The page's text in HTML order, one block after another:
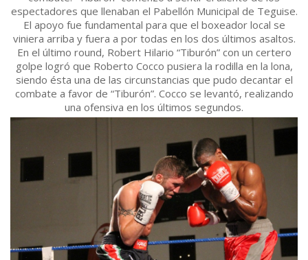
espectadores que llenaban el Pabellón Municipal de Teguise.
El apoyo fue fundamental para que el boxeador local se
viniera arriba y fuera a por todas en los dos últimos asaltos.
En el último round, Robert Hilario “Tiburón” con un certero
golpe logró que Roberto Cocco pusiera la rodilla en la lona,
siendo ésta una de las circunstancias que pudo decantar el
combate a favor de “Tiburón”. Cocco se levantó, realizando
una ofensiva en los últimos segundos.